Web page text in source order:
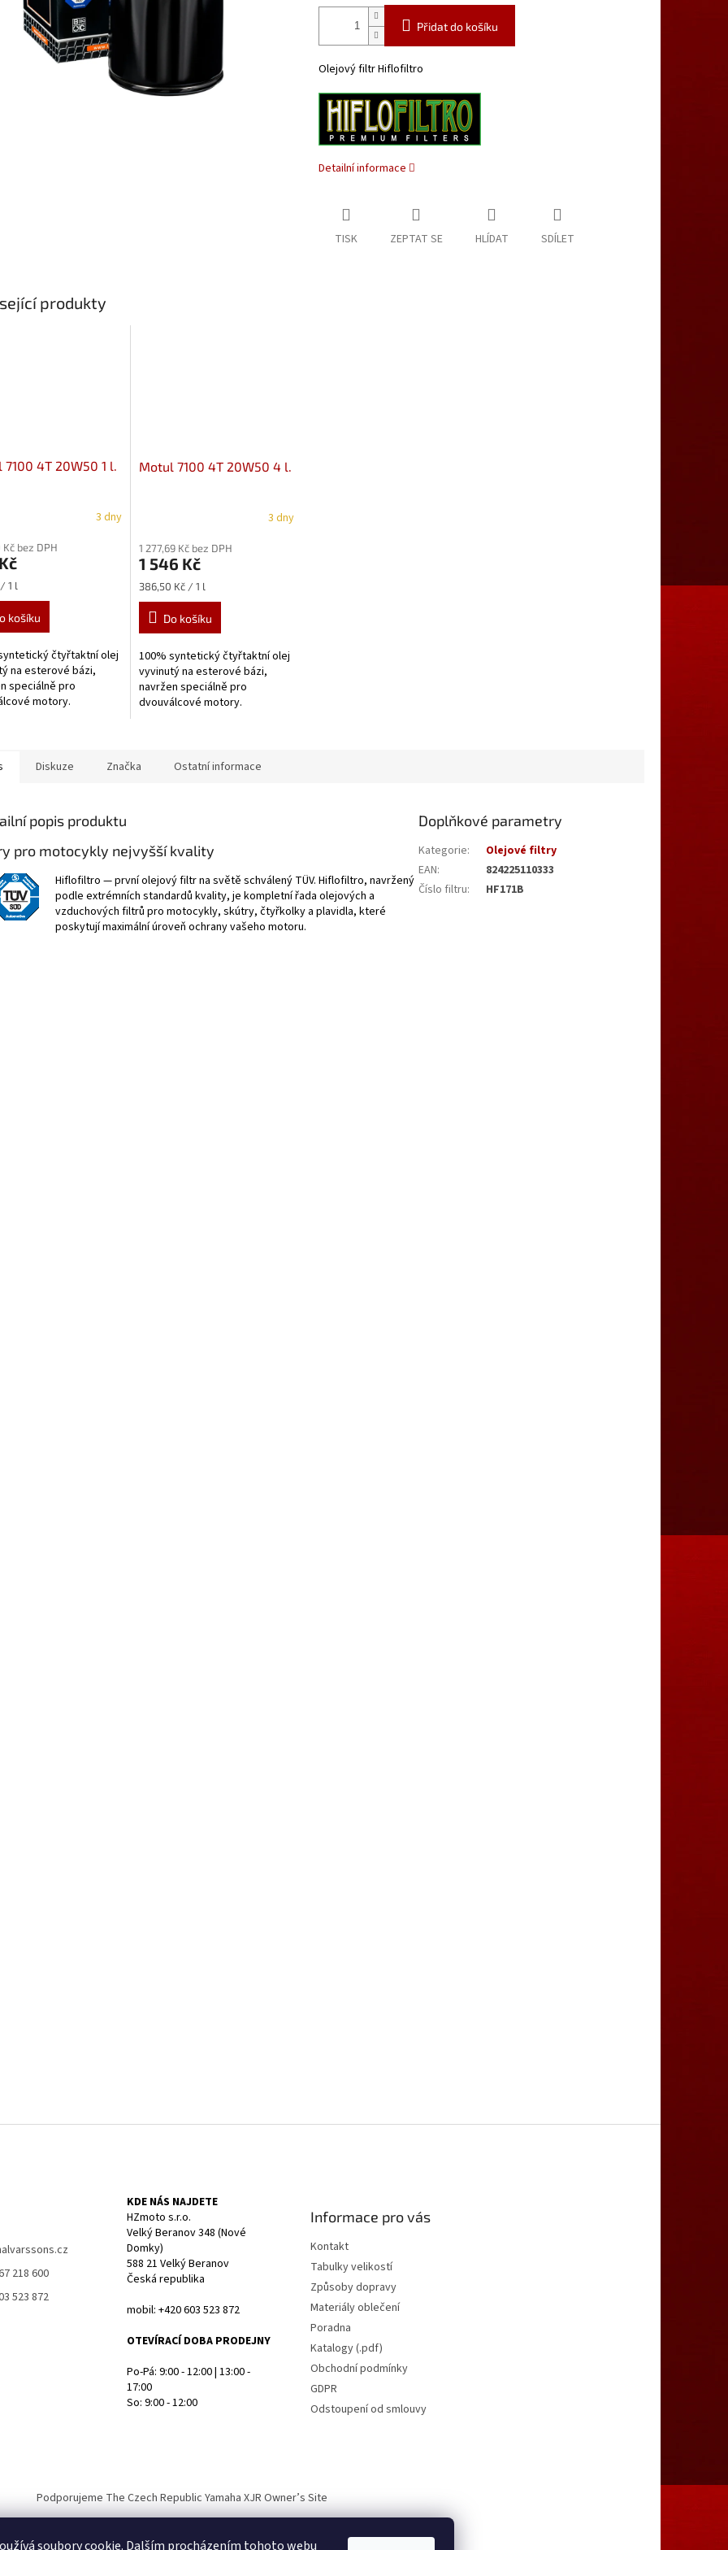
soubory cookie. Dalším procházením tohoto webu
Přidat do košíku
Olejový filtr Hiflofiltro
Detailní informace
TISK ZEPTAT SE HLÍDAT SDÍLET
produkty
7100 4T 20W50 1 l.
3 dny
bez DPH
1 l
košíku
čtyřtaktní olej
na esterové bázi,
speciálně pro
motory.
Motul 7100 4T 20W50 4 l.
3 dny
1 277,69 Kč bez DPH
1 546 Kč
Měrná
cena:
386,50 Kč / 1 l
Do košíku
100% syntetický čtyřtaktní olej
vyvinutý na esterové bázi,
navržen speciálně pro
dvouválcové motory.
Diskuze Značka Ostatní informace
popis produktu
pro motocykly nejvyšší kvality
Hiflofiltro — první olejový filtr na světě schválený TÜV. Hiflofiltro, navržený
podle extrémních standardů kvality, je kompletní řada olejových a
vzduchových filtrů pro motocykly, skútry, čtyřkolky a plavidla, které
poskytují maximální úroveň ochrany vašeho motoru.
Doplňkové parametry
Kategorie:
Olejové filtry
EAN:
824225110333
Číslo filtru: HF171B
218 600
523 872
KDE NÁS NAJDETE
HZmoto s.r.o.
Velký Beranov 348 (Nové
Domky)
588 21 Velký Beranov
Česká republika
mobil: +420 603 523 872
OTEVÍRACÍ DOBA PRODEJNY
Po-Pá: 9:00 - 12:00 | 13:00 -
17:00
So: 9:00 - 12:00
Informace pro vás
Kontakt
Tabulky velikostí
Způsoby dopravy
Materiály oblečení
Poradna
Katalogy (.pdf)
Obchodní podmínky
GDPR
Odstoupení od smlouvy
Podporujeme The Czech Republic Yamaha XJR Owner’s Site